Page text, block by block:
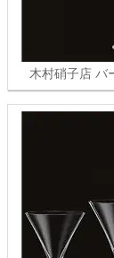
木村硝子店 バ